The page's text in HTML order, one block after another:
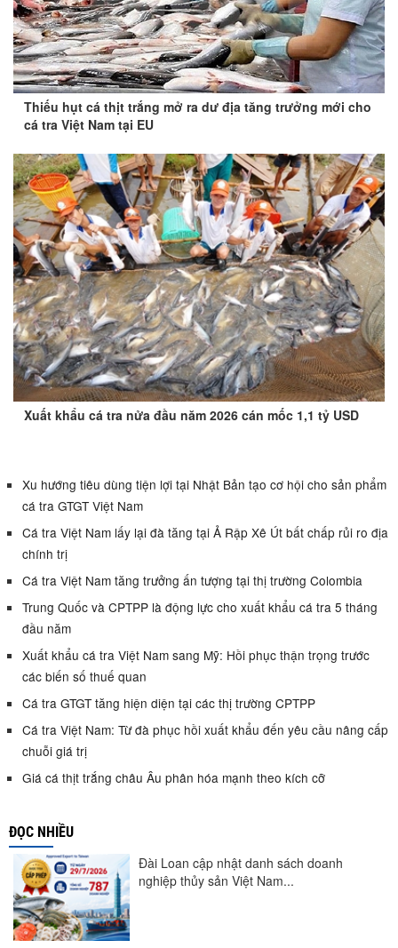
Thiếu hụt cá thịt trắng mở ra dư địa tăng trưởng mới cho
cá tra Việt Nam tại EU
Xuất khẩu cá tra nửa đầu năm 2026 cán mốc 1,1 tỷ USD
Xu hướng tiêu dùng tiện lợi tại Nhật Bản tạo cơ hội cho sản phẩm
cá tra GTGT Việt Nam
Cá tra Việt Nam lấy lại đà tăng tại Ả Rập Xê Út bất chấp rủi ro địa
chính trị
Cá tra Việt Nam tăng trưởng ấn tượng tại thị trường Colombia
Trung Quốc và CPTPP là động lực cho xuất khẩu cá tra 5 tháng
đầu năm
Xuất khẩu cá tra Việt Nam sang Mỹ: Hồi phục thận trọng trước
các biến số thuế quan
Cá tra GTGT tăng hiện diện tại các thị trường CPTPP
Cá tra Việt Nam: Từ đà phục hồi xuất khẩu đến yêu cầu nâng cấp
chuỗi giá trị
Giá cá thịt trắng châu Âu phân hóa mạnh theo kích cỡ
ĐỌC NHIỀU
Đài Loan cập nhật danh sách doanh
nghiệp thủy sản Việt Nam...